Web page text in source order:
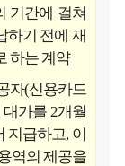
기간에 걸쳐
하기 전에 재
하는 계약
자(신용카드
가를 2개월
지급하고, 이
역의 제공을